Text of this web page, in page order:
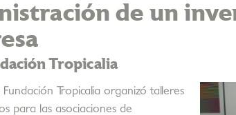
de un
Tropicalia
Fundación Tropicalia organizó talleres
para las asociaciones de